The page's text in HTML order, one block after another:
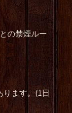
の禁煙ルー
ります。(1日